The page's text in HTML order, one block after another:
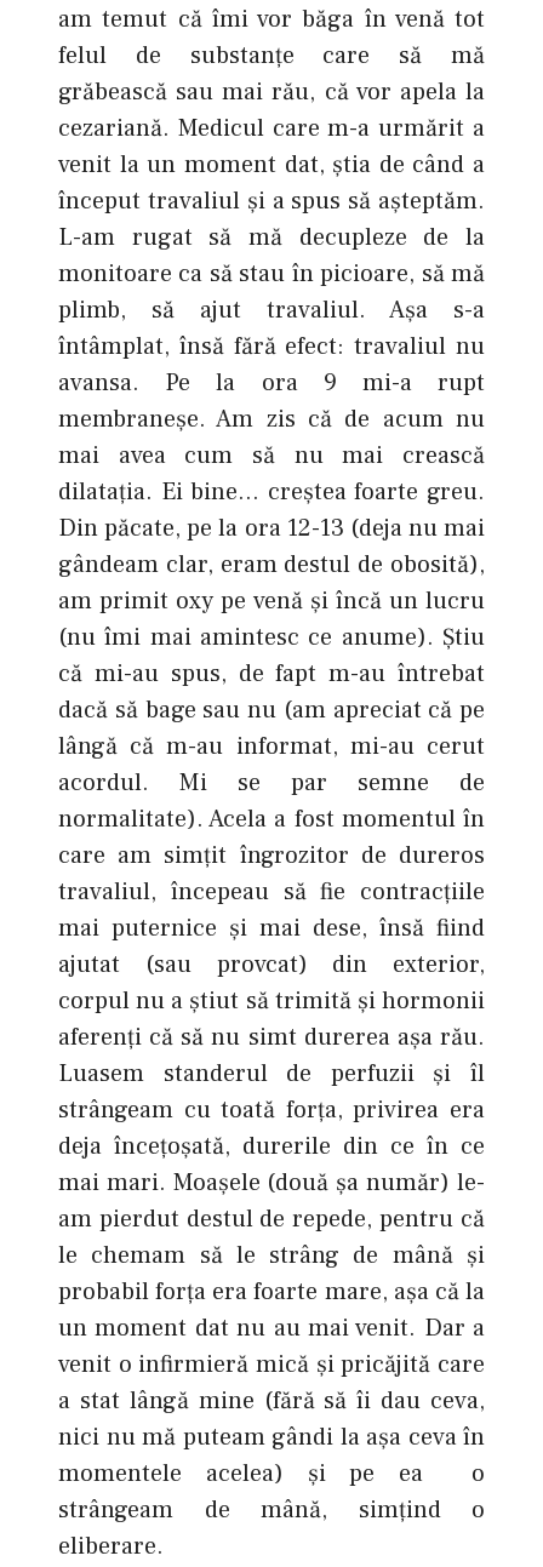
am temut că îmi vor băga în venă tot
felul de substanţe care să mă
grăbească sau mai rău, că vor apela la
cezariană. Medicul care m-a urmărit a
venit la un moment dat, ştia de când a
început travaliul şi a spus să aşteptăm.
L-am rugat să mă decupleze de la
monitoare ca să stau în picioare, să mă
plimb, să ajut travaliul. Aşa s-a
întâmplat, însă fără efect: travaliul nu
avansa. Pe la ora 9 mi-a rupt
membraneşe. Am zis că de acum nu
mai avea cum să nu mai crească
dilataţia. Ei bine… creştea foarte greu.
Din păcate, pe la ora 12-13 (deja nu mai
gândeam clar, eram destul de obosită),
am primit oxy pe venă şi încă un lucru
(nu îmi mai amintesc ce anume). Ştiu
că mi-au spus, de fapt m-au întrebat
dacă să bage sau nu (am apreciat că pe
lângă că m-au informat, mi-au cerut
acordul. Mi se par semne de
normalitate). Acela a fost momentul în
care am simţit îngrozitor de dureros
travaliul, începeau să fie contracţiile
mai puternice şi mai dese, însă fiind
ajutat (sau provcat) din exterior,
corpul nu a ştiut să trimită şi hormonii
aferenţi că să nu simt durerea aşa rău.
Luasem standerul de perfuzii şi îl
strângeam cu toată forţa, privirea era
deja înceţoşată, durerile din ce în ce
mai mari. Moaşele (două şa număr) le-
am pierdut destul de repede, pentru că
le chemam să le strâng de mână şi
probabil forţa era foarte mare, aşa că la
un moment dat nu au mai venit. Dar a
venit o infirmieră mică şi pricăjită care
a stat lângă mine (fără să îi dau ceva,
nici nu mă puteam gândi la aşa ceva în
momentele acelea) şi pe ea o
strângeam de mână, simţind o
eliberare.